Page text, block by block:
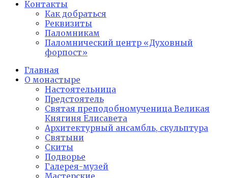
Контакты
Как добраться
Реквизиты
Паломникам
Паломнический центр «Духовный
форпост»
Главная
О монастыре
Настоятельница
Предстоятель
Святая преподобномученица Великая
Княгиня Елисавета
Архитектурный ансамбль, скульптура
Святыни
Скиты
Подворье
Галерея-музей